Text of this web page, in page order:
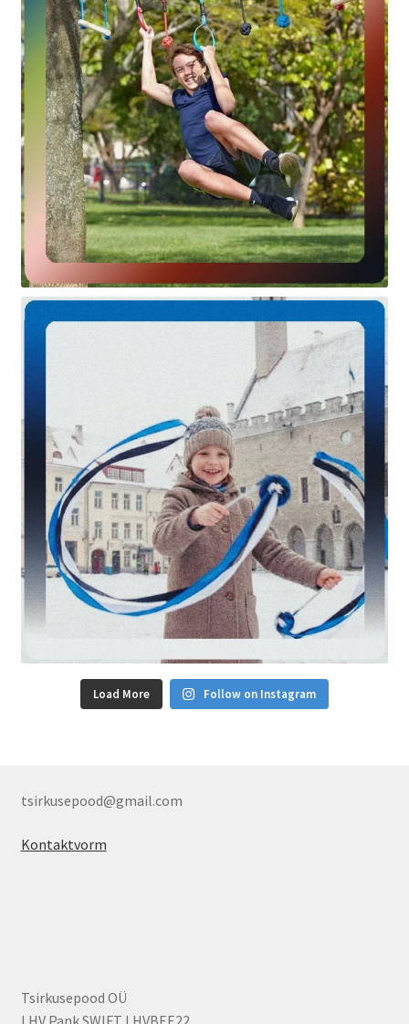
Load More Follow on Instagram
tsirkusepood@gmail.com
Kontaktvorm
Tsirkusepood OÜ